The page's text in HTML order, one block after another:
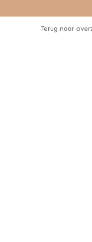
Terug naar